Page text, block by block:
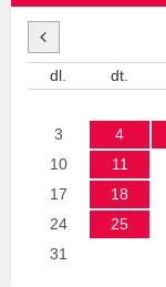
dl. dt.
3
4
10
11
17
18
24
25
31